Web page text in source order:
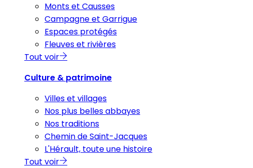
Monts et Causses
Campagne et Garrigue
Espaces protégés
Fleuves et rivières
Tout voir
Culture & patrimoine
Villes et villages
Nos plus belles abbayes
Nos traditions
Chemin de Saint-Jacques
L'Hérault, toute une histoire
Tout voir